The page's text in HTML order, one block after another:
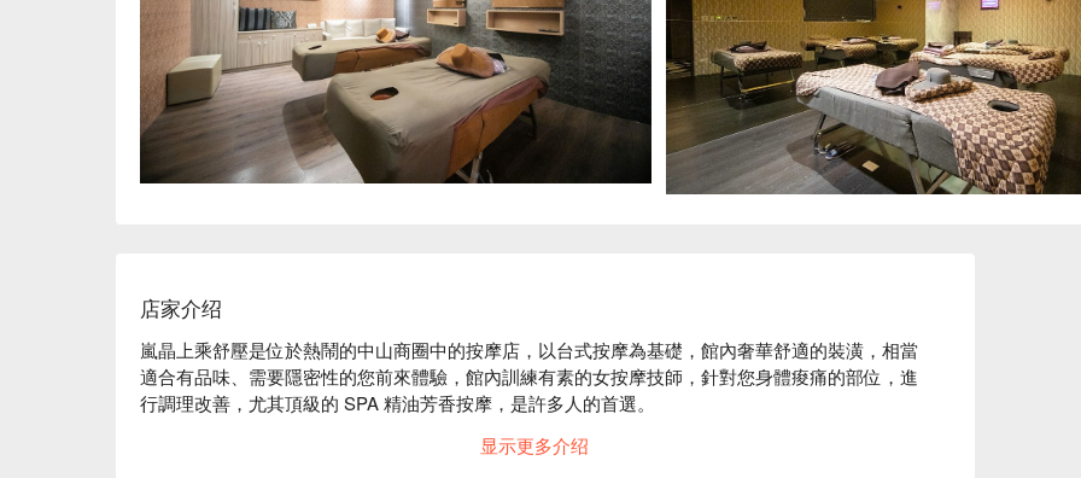
店家介绍
嵐晶上乘舒壓是位於熱鬧的中山商圈中的按摩店，以台式按摩為基礎，館內奢華舒適的裝潢，相當
適合有品味、需要隱密性的您前來體驗，館內訓練有素的女按摩技師，針對您身體痠痛的部位，進
行調理改善，尤其頂級的 SPA 精油芳香按摩，是許多人的首選。
嵐晶上乘舒壓主打頂級 SPA 精油芳香油指壓療法，且專營美容美體頭肩頸舒壓、筋絡放鬆淋巴循環
显示更多介绍